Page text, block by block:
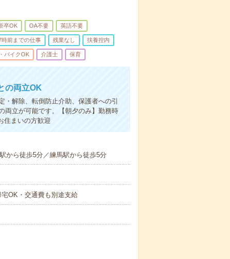
卒OK OA不要 英語不要
時前までの仕事 残業なし 扶養控内
バイクOK 介護士 保育
の両立OK
・解除、転倒防止介助、保護者への引
両立が可能です。【朝夕のみ】勤務時
住まいの方歓迎
から徒歩5分／練馬駅から徒歩5分
OK・交通費も別途支給